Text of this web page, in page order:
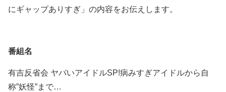
にギャップありすぎ」の内容をお伝えします。
番組名
有吉反省会 ヤバいアイドルSP!病みすぎアイドルから自
称”妖怪”まで…